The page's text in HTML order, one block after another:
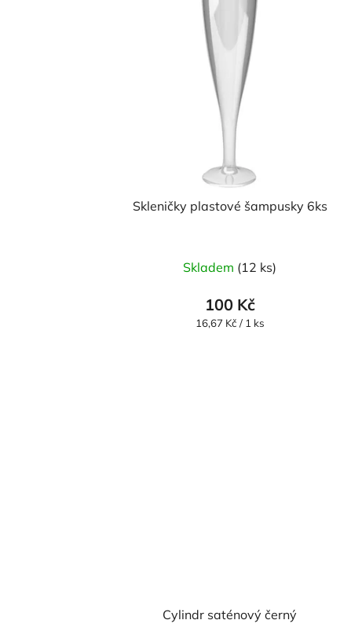
Skleničky plastové šampusky 6ks
Skladem (12 ks)
100 Kč
Měrná
16,67 Kč / 1 ks
Cylindr saténový černý